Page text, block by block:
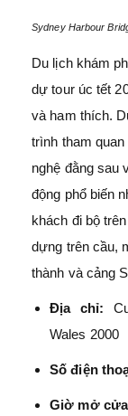
Sydney Harbour
Du lịch khám
dự tour úc tết
và ham thích.
trình tham
nghệ đằng sau
động phổ biến
khách đi bộ
dựng trên cầu,
thành và cảng
Địa chỉ:
Wales 2000
Số điện
Giờ mở